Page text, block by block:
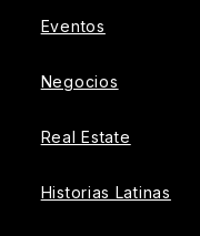
Eventos
Negocios
Real Estate
Historias Latinas